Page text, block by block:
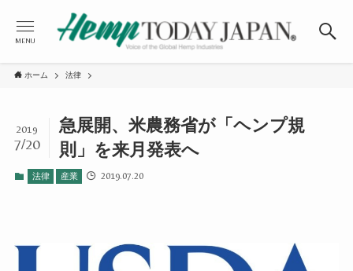
MENU
ホーム 法律
急展開、米農務省が「ヘンプ規
則」を来月発表へ
2019
7/20
法律 産業 2019.07.20